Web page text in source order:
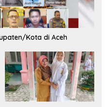
Kota di Aceh